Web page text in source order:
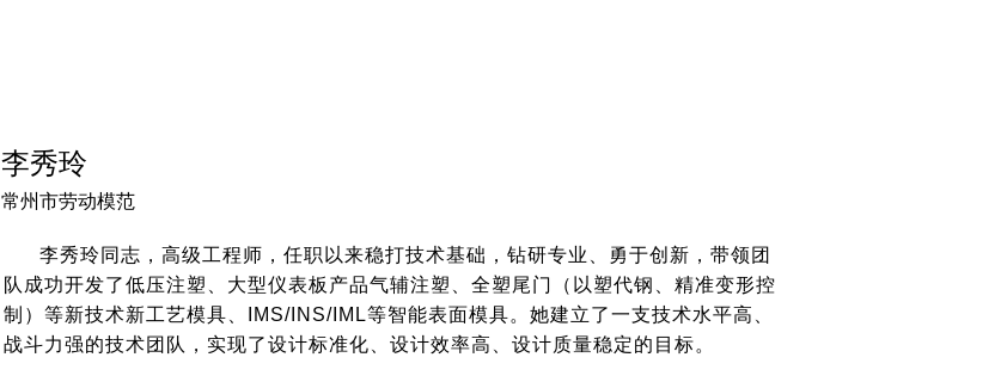
李秀玲
常州市劳动模范
李秀玲同志，高级工程师，任职以来稳打技术基础，钻研专业、勇于创新，带领团
队成功开发了低压注塑、大型仪表板产品气辅注塑、全塑尾门（以塑代钢、精准变形控
制）等新技术新工艺模具、IMS/INS/IML等智能表面模具。她建立了一支技术水平高、
战斗力强的技术团队，实现了设计标准化、设计效率高、设计质量稳定的目标。